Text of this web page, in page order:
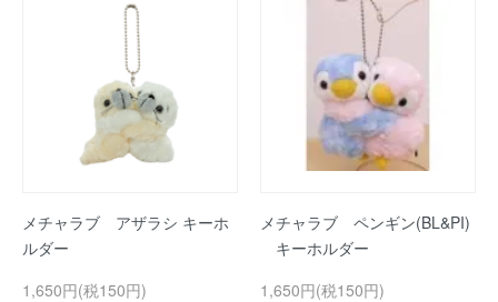
メチャラブ アザラシ キーホ
ルダー
1,650円(税150円)
メチャラブ ペンギン(BL&PI)
キーホルダー
1,650円(税150円)